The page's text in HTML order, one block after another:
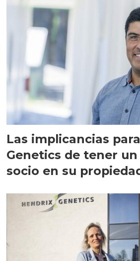
Las implicancias
Genetics de tener
socio en su